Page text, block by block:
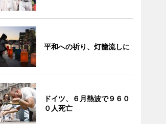
平和への祈り、灯籠流しに
ドイツ、６月熱波で９６０
０人死亡